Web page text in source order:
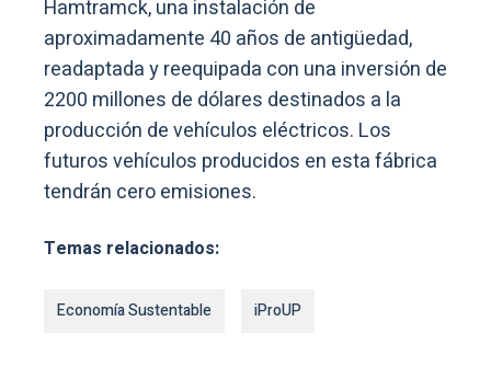
Hamtramck, una instalación de
aproximadamente 40 años de antigüedad,
readaptada y reequipada con una inversión de
2200 millones de dólares destinados a la
producción de vehículos eléctricos. Los
futuros vehículos producidos en esta fábrica
tendrán cero emisiones.
Temas relacionados:
Economía Sustentable iProUP